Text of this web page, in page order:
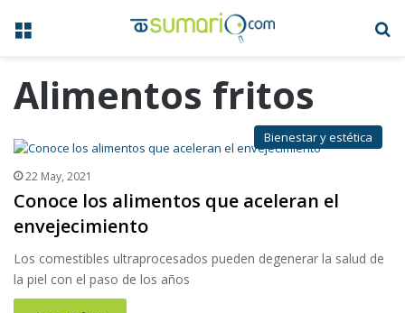
Menú
Alimentos fritos
Bienestar y estética
22 May, 2021
Conoce los alimentos que aceleran el
envejecimiento
Los comestibles ultraprocesados pueden degenerar la salud de
la piel con el paso de los años